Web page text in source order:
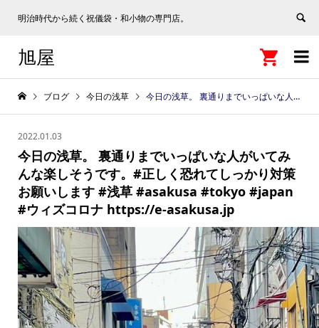
明治時代から続く祝儀袋・和小物の専門店。

旭屋 
ブログ 今日の浅草 今日の浅草。 裏通りまでいっぱいな人がいてみんな楽しそうです。#正しく恐れてしっかり対策お願いします #浅草 #asakusa #tokyo #japan #ウィズコロナ https://e-asakusa.jp
2022.01.03
今日の浅草。 裏通りまでいっぱいな人がいてみ
んな楽しそうです。#正しく恐れてしっかり対策
お願いします #浅草 #asakusa #tokyo #japan
#ウィズコロナ https://e-asakusa.jp